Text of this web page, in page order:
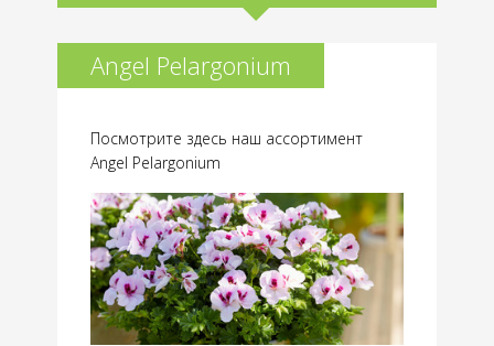
Angel Pelargonium
Посмотрите здесь наш ассортимент
Angel Pelargonium